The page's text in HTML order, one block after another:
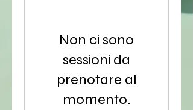
Non ci sono
sessioni da
prenotare al
momento.